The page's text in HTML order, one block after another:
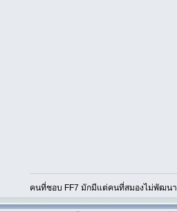
คนที่ชอบ FF7 มักมีแต่คนที่สมองไม่พัฒนา